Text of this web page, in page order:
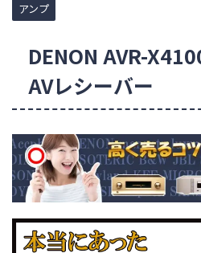
アンプ
DENON AVR-
AVレシーバー